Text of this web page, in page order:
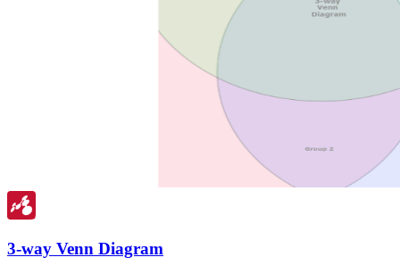
3-way Venn Diagram